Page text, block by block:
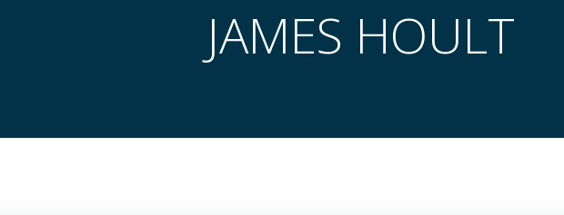
JAMES HOULT